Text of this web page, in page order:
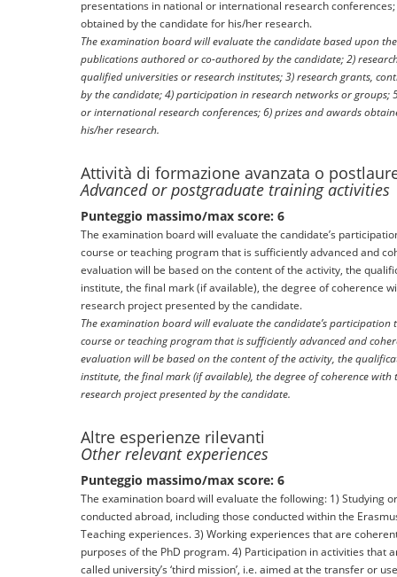
presentations in national or international research
obtained by the candidate for his/her research.
The examination board will evaluate the candidate based upon
publications authored or co-authored by the candidate; 2)
qualified universities or research institutes; 3) research grants,
by the candidate; 4) participation in research networks or groups;
or international research conferences; 6) prizes and awards
his/her research.
Attività di formazione avanzata o
Advanced or postgraduate training activities
Punteggio massimo/max score: 6
The examination board will evaluate the candidate’s
course or teaching program that is sufficiently advanced and
evaluation will be based on the content of the activity, the
institute, the final mark (if available), the degree of coherence
research project presented by the candidate.
The examination board will evaluate the candidate’s
course or teaching program that is sufficiently advanced and
evaluation will be based on the content of the activity, the
institute, the final mark (if available), the degree of coherence with
research project presented by the candidate.
Altre esperienze rilevanti
Other relevant experiences
Punteggio massimo/max score: 6
The examination board will evaluate the following: 1) Studying
conducted abroad, including those conducted within the
Teaching experiences. 3) Working experiences that are
purposes of the PhD program. 4) Participation in activities that
called university’s ‘third mission’, i.e. aimed at the transfer or